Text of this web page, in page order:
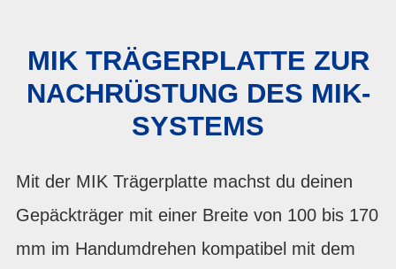
MIK TRÄGERPLATTE ZUR
NACHRÜSTUNG DES MIK-
SYSTEMS
Mit der MIK Trägerplatte machst du deinen
Gepäckträger mit einer Breite von 100 bis 170
mm im Handumdrehen kompatibel mit dem